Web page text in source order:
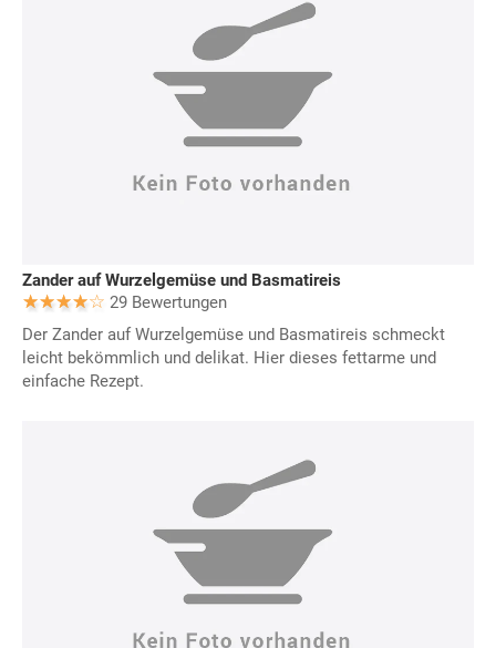
Zander auf Wurzelgemüse und Basmatireis
29 Bewertungen
Der Zander auf Wurzelgemüse und Basmatireis schmeckt
leicht bekömmlich und delikat. Hier dieses fettarme und
einfache Rezept.